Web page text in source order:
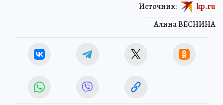
Алина ВЕСНИНА
Источник: kp.ru